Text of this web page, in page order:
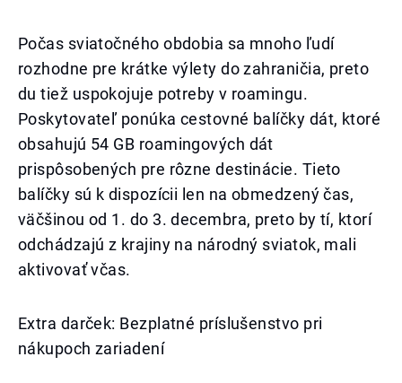
Počas sviatočného obdobia sa mnoho ľudí
rozhodne pre krátke výlety do zahraničia, preto
du tiež uspokojuje potreby v roamingu.
Poskytovateľ ponúka cestovné balíčky dát, ktoré
obsahujú 54 GB roamingových dát
prispôsobených pre rôzne destinácie. Tieto
balíčky sú k dispozícii len na obmedzený čas,
väčšinou od 1. do 3. decembra, preto by tí, ktorí
odchádzajú z krajiny na národný sviatok, mali
aktivovať včas.
Extra darček: Bezplatné príslušenstvo pri
nákupoch zariadení